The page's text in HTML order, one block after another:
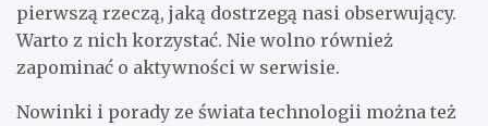
pierwszą rzeczą, jaką dostrzegą nasi obserwujący.
Warto z nich korzystać. Nie wolno również
zapominać o aktywności w serwisie.
Nowinki i porady ze świata technologii można też